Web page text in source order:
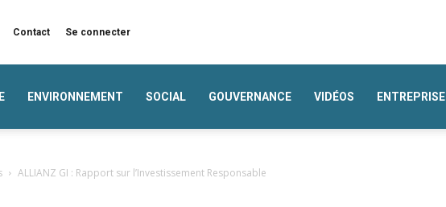
Contact Se connecter
ENVIRONNEMENT SOCIAL GOUVERNANCE VIDÉOS ENTREPRISE
ALLIANZ GI : Rapport sur l’Investissement Responsable